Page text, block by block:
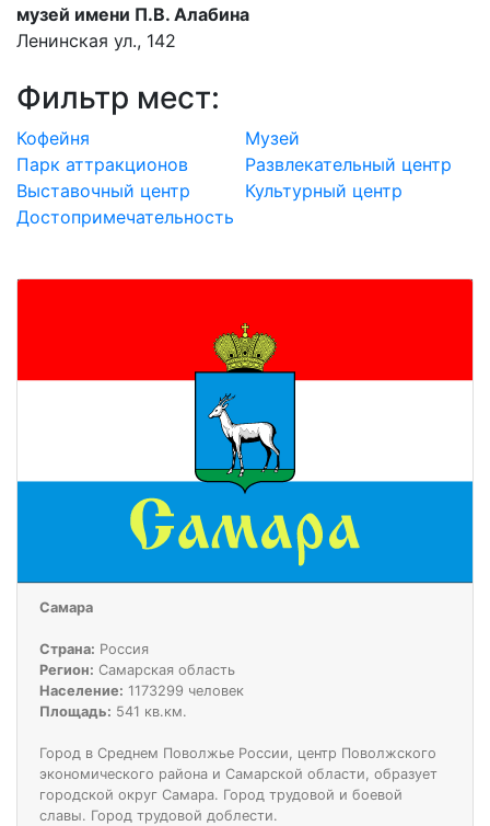
музей имени П.В. Алабина
Ленинская ул., 142
Фильтр мест:
Кофейня
Музей
Парк аттракционов
Развлекательный центр
Выставочный центр
Культурный центр
Достопримечательность
Самара
Страна: Россия
Регион: Самарская область
Население: 1173299 человек
Площадь: 541 кв.км.
Город в Среднем Поволжье России, центр Поволжского
экономического района и Самарской области, образует
городской округ Самара. Город трудовой и боевой
славы. Город трудовой доблести.